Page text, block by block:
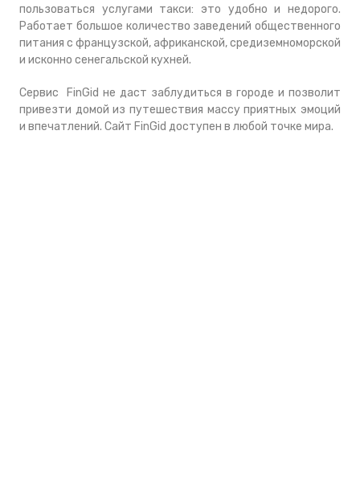
пользоваться услугами такси: это удобно и недорого.
Работает большое количество заведений общественного
питания с французской, африканской, средиземноморской
и исконно сенегальской кухней.
Сервис FinGid не даст заблудиться в городе и позволит
привезти домой из путешествия массу приятных эмоций
и впечатлений. Сайт FinGid доступен в любой точке мира.